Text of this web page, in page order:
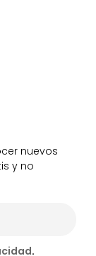
nuevos
y no
.